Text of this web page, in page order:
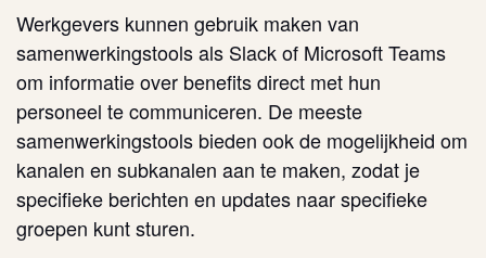
Werkgevers kunnen gebruik maken van
samenwerkingstools als Slack of Microsoft Teams
om informatie over benefits direct met hun
personeel te communiceren. De meeste
samenwerkingstools bieden ook de mogelijkheid om
kanalen en subkanalen aan te maken, zodat je
specifieke berichten en updates naar specifieke
groepen kunt sturen.